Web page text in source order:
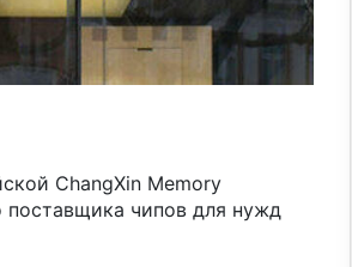
ChangXin Memory
поставщика чипов для нужд